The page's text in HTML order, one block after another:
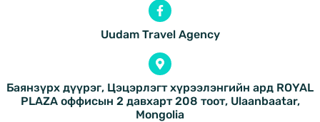
Uudam Travel Agency
Баянзүрх дүүрэг, Цэцэрлэгт хүрээлэнгийн ард ROYAL
PLAZA оффисын 2 давхарт 208 тоот, Ulaanbaatar,
Mongolia